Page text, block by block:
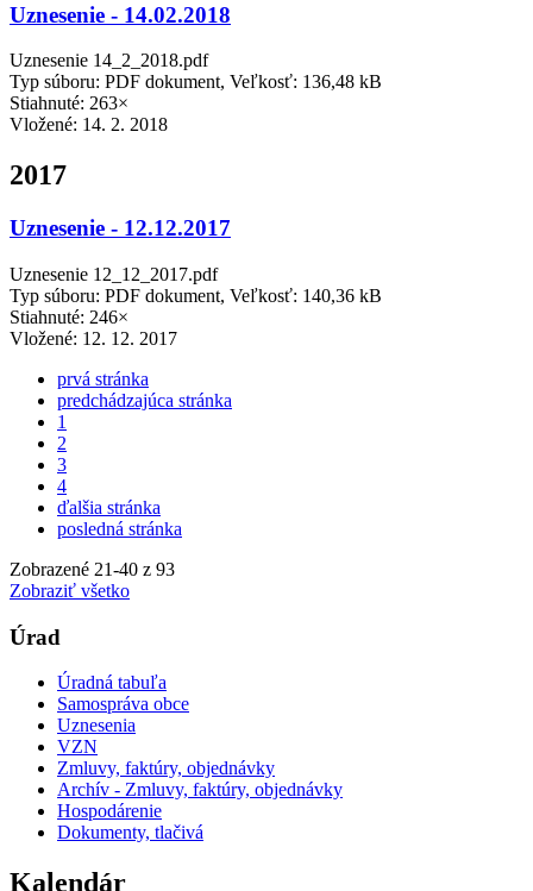
Uznesenie - 14.02.2018
Uznesenie 14_2_2018.pdf
Typ súboru: PDF dokument, Veľkosť: 136,48 kB
Stiahnuté: 263×
Vložené: 14. 2. 2018
2017
Uznesenie - 12.12.2017
Uznesenie 12_12_2017.pdf
Typ súboru: PDF dokument, Veľkosť: 140,36 kB
Stiahnuté: 246×
Vložené: 12. 12. 2017
prvá stránka
predchádzajúca stránka
1
2
3
4
ďalšia stránka
posledná stránka
Zobrazené 21-40 z 93
Zobraziť všetko
Úrad
Úradná tabuľa
Samospráva obce
Uznesenia
VZN
Zmluvy, faktúry, objednávky
Archív - Zmluvy, faktúry, objednávky
Hospodárenie
Dokumenty, tlačivá
Kalendár